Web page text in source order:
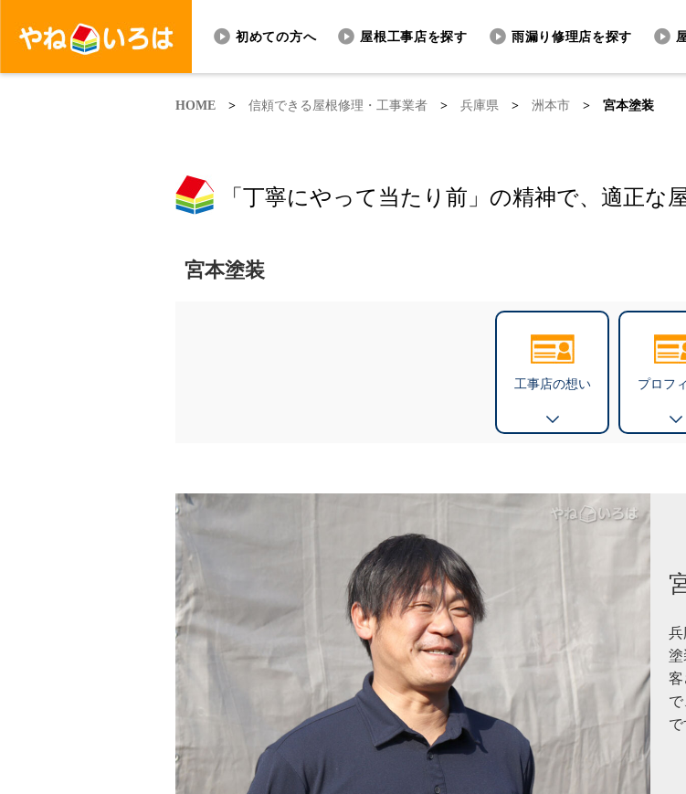
初めての方へ 屋根工事店を探す 雨漏り修理店を探す
HOME > 信頼できる屋根修理・工事業者 > 兵庫県 > 洲本市 > 宮本塗装
「丁寧にやって当たり前」の精神で、適正な
宮本塗装
工事店の想い プロフ
兵
塗
客
で